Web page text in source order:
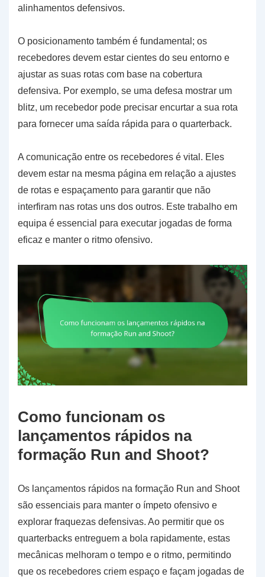
alinhamentos defensivos.
O posicionamento também é fundamental; os
recebedores devem estar cientes do seu entorno e
ajustar as suas rotas com base na cobertura
defensiva. Por exemplo, se uma defesa mostrar um
blitz, um recebedor pode precisar encurtar a sua rota
para fornecer uma saída rápida para o quarterback.
A comunicação entre os recebedores é vital. Eles
devem estar na mesma página em relação a ajustes
de rotas e espaçamento para garantir que não
interfiram nas rotas uns dos outros. Este trabalho em
equipa é essencial para executar jogadas de forma
eficaz e manter o ritmo ofensivo.
Como funcionam os
lançamentos rápidos na
formação Run and Shoot?
Os lançamentos rápidos na formação Run and Shoot
são essenciais para manter o ímpeto ofensivo e
explorar fraquezas defensivas. Ao permitir que os
quarterbacks entreguem a bola rapidamente, estas
mecânicas melhoram o tempo e o ritmo, permitindo
que os recebedores criem espaço e façam jogadas de